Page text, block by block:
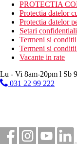
teren de
parcare
bussiness
Wifi
220 de
Spa (contra
salon de
cabinet
schimb
babysitting
serviciu de
PROTECTIA
Protectia datelor
Protectia datelor
Setari
Termeni si conditii
Termeni si
Vacante in rate
Lu - Vi 8am-20pm l Sb
031 22 99 222